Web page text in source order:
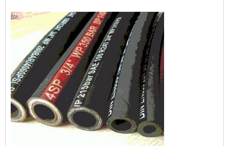
líquidos, sólidos ou gasosos.Usualidade do
produtoAs mangueiras hidráulicas
campinas podem ser usadas em ...